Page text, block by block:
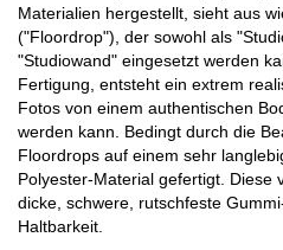
Materialien hergestellt, sieht aus
("Floordrop"), der sowohl als
"Studiowand" eingesetzt werden
Fertigung, entsteht ein extrem
Fotos von einem authentischen
werden kann. Bedingt durch die
Floordrops auf einem sehr
Polyester-Material gefertigt. Diese
dicke, schwere, rutschfeste
Haltbarkeit.